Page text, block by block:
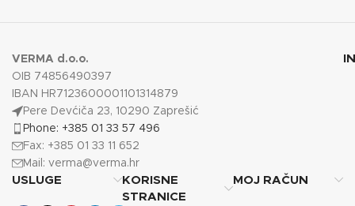
VERMA d.o.o.
OIB 74856490397
IBAN HR7123600001101314879
Pere Devćiča 23, 10290 Zaprešić
Phone: +385 01 33 57 496
Fax: +385 01 33 11 652
Mail: verma@verma.hr
USLUGE
KORISNE
STRANICE
MOJ RAČUN